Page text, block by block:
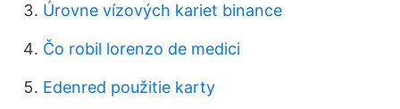
Úrovne vízových kariet binance
Čo robil lorenzo de medici
Edenred použitie karty